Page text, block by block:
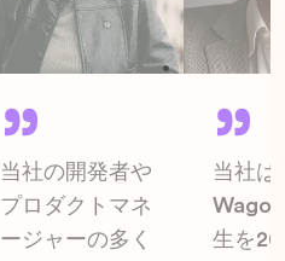
当社の開発者や
プロダクトマネ
ージャーの多く
当社は
生を